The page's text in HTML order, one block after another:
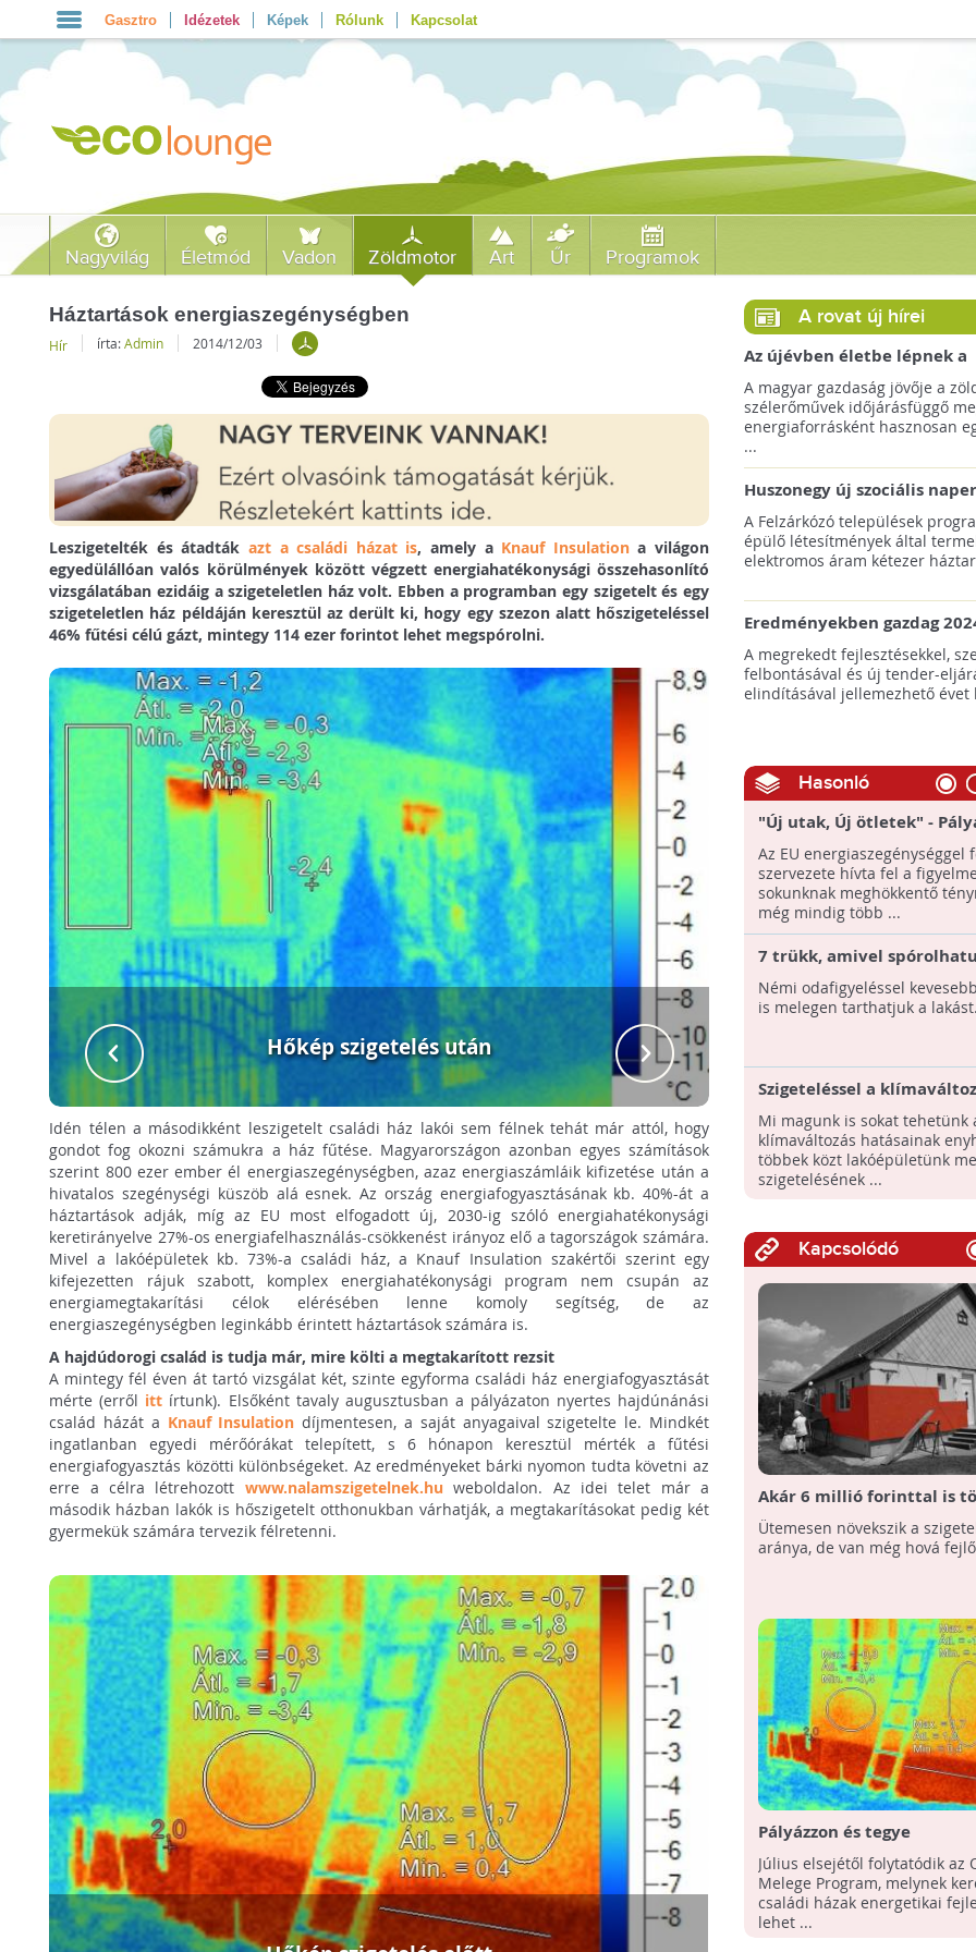
Gasztro Idézetek Képek Rólunk Kapcsolat
Nagyvilág Életmód Vadon Zöldmotor Art Űr Programok
Háztartások energiaszegénységben
Hír írta:Admin 2014/12/03
Leszigetelték és átadtákazt a családi házat is, amely a Knauf Insulationa világon
egyedülállóan valós körülmények között végzett energiahatékonysági összehasonlító
vizsgálatában ezidáig a szigeteletlen ház volt. Ebben a programban egy szigetelt és egy
szigeteletlen ház példáján keresztül az derült ki, hogy egy szezon alatt hőszigeteléssel
46% fűtési célú gázt, mintegy 114 ezer forintot lehet megspórolni.
Hőkép szigetelés után
Idén télen a másodikként leszigetelt családi ház lakói sem félnek tehát már attól, hogy
gondot fog okozni számukra a ház fűtése. Magyarországon azonban egyes számítások
szerint 800 ezer ember él energiaszegénységben, azaz energiaszámláik kifizetése után a
hivatalos szegénységi küszöb alá esnek. Az ország energiafogyasztásának kb. 40%-át a
háztartások adják, míg az EU most elfogadott új, 2030-ig szóló energiahatékonysági
keretirányelve 27%-os energiafelhasználás-csökkenést irányoz elő a tagországok számára.
Mivel a lakóépületek kb. 73%-a családi ház, a Knauf Insulation szakértői szerint egy
kifejezetten rájuk szabott, komplex energiahatékonysági program nem csupán az
energiamegtakarítási célok elérésében lenne komoly segítség, de az
energiaszegénységben leginkább érintett háztartások számára is.
A hajdúdorogi család is tudja már, mire költi a megtakarított rezsit
A mintegy fél éven át tartó vizsgálat két, szinte egyforma családi ház energiafogyasztását
mérte (erről itt írtunk). Elsőként tavaly augusztusban a pályázaton nyertes hajdúnánási
család házát a Knauf Insulation díjmentesen, a saját anyagaival szigetelte le. Mindkét
ingatlanban egyedi mérőórákat telepített, s 6 hónapon keresztül mérték a fűtési
energiafogyasztás közötti különbségeket. Az eredményeket bárki nyomon tudta követni az
erre a célra létrehozott www.nalamszigetelnek.hu weboldalon. Az idei telet már a
második házban lakók is hőszigetelt otthonukban várhatják, a megtakarításokat pedig két
gyermekük számára tervezik félretenni.
A rovat új hírei
Az újévben életbe lépnek a
szélerőművek telepítését
megkönnyítő rendelkezések
A magyar gazdaság jövője a
szélerőművek időjárásfüggő
energiaforrásként hasznosan
...
Huszonegy új szociális
hátrányos helyzetű
külterületén!
A Felzárkózó települések
épülő létesítmények által
elektromos áram kétezer
Eredményekben gazdag
az amerikai tengeri
A megrekedt fejlesztésekkel,
felbontásával és új tender-
elindításával jellemezhető évet
Hasonló
"Új utak, Új ötletek" -
energiaszegénység ellen
Az EU energiaszegénységgel
szervezete hívta fel a
sokunknak meghökkentő
még mindig több ...
7 trükk, amivel
fűtésen
Némi odafigyeléssel
is melegen tarthatjuk a lakást.
Szigeteléssel a
Mi magunk is sokat tehetünk
klímaváltozás hatásainak
többek közt lakóépületünk
szigetelésének ...
Kapcsolódó
Akár 6 millió forinttal is
egy szigetelt családi ház
Ütemesen növekszik a
aránya, de van még hová
Pályázzon és tegye
energiahatékonyabbá
Július elsejétől folytatódik az
Melege Program, melynek
családi házak energetikai
lehet ...